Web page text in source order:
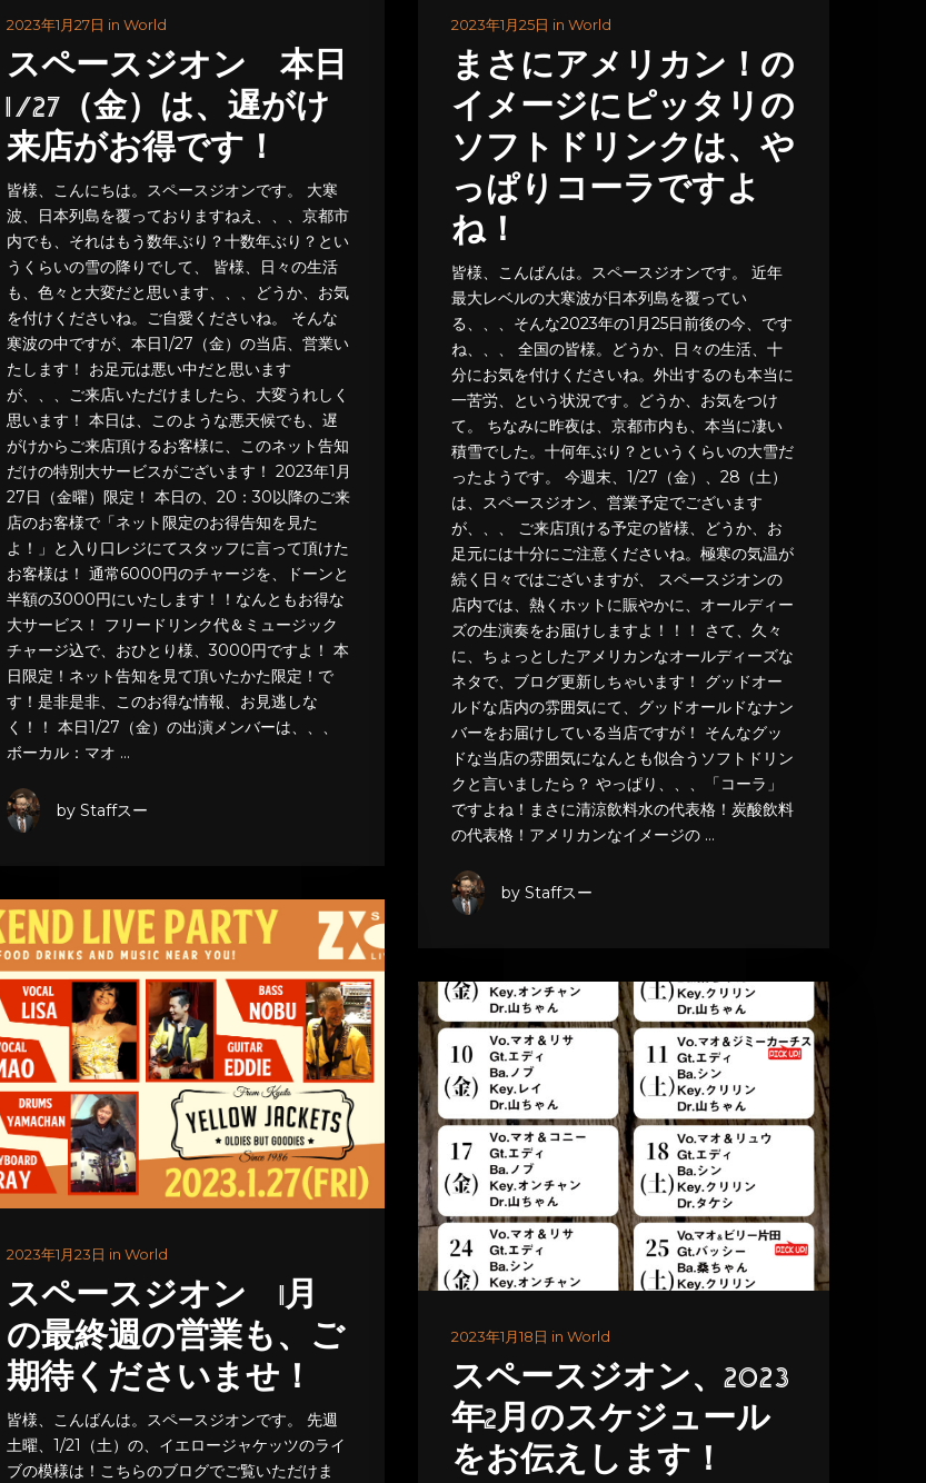
2023年1月27日 in World
スペースジオン 本日
1/27（金）は、遅がけ
来店がお得です！
皆様、こんにちは。スペースジオンです。 大寒
波、日本列島を覆っておりますねえ、、、京都市
内でも、それはもう数年ぶり？十数年ぶり？とい
うくらいの雪の降りでして、 皆様、日々の生活
も、色々と大変だと思います、、、どうか、お気
を付けくださいね。ご自愛くださいね。 そんな
寒波の中ですが、本日1/27（金）の当店、営業い
たします！ お足元は悪い中だと思います
が、、、ご来店いただけましたら、大変うれしく
思います！ 本日は、このような悪天候でも、遅
がけからご来店頂けるお客様に、このネット告知
だけの特別大サービスがございます！ 2023年1月
27日（金曜）限定！ 本日の、20：30以降のご来
店のお客様で「ネット限定のお得告知を見た
よ！」と入り口レジにてスタッフに言って頂けた
お客様は！ 通常6000円のチャージを、ドーンと
半額の3000円にいたします！！なんともお得な
大サービス！ フリードリンク代＆ミュージック
チャージ込で、おひとり様、3000円ですよ！ 本
日限定！ネット告知を見て頂いたかた限定！で
す！是非是非、このお得な情報、お見逃しな
く！！ 本日1/27（金）の出演メンバーは、、、
ボーカル：マオ …
by Staffスー
2023年1月25日 in World
まさにアメリカン！の
イメージにピッタリの
ソフトドリンクは、や
っぱりコーラですよ
ね！
皆様、こんばんは。スペースジオンです。 近年
最大レベルの大寒波が日本列島を覆ってい
る、、、そんな2023年の1月25日前後の今、です
ね、、、 全国の皆様。どうか、日々の生活、十
分にお気を付けくださいね。外出するのも本当に
一苦労、という状況です。どうか、お気をつけ
て。 ちなみに昨夜は、京都市内も、本当に凄い
積雪でした。十何年ぶり？というくらいの大雪だ
ったようです。 今週末、1/27（金）、28（土）
は、スペースジオン、営業予定でございます
が、、、 ご来店頂ける予定の皆様、どうか、お
足元には十分にご注意くださいね。極寒の気温が
続く日々ではございますが、 スペースジオンの
店内では、熱くホットに賑やかに、オールディー
ズの生演奏をお届けしますよ！！！ さて、久々
に、ちょっとしたアメリカンなオールディーズな
ネタで、ブログ更新しちゃいます！ グッドオー
ルドな店内の雰囲気にて、グッドオールドなナン
バーをお届けしている当店ですが！ そんなグッ
ドな当店の雰囲気になんとも似合うソフトドリン
クと言いましたら？ やっぱり、、、「コーラ」
ですよね！まさに清涼飲料水の代表格！炭酸飲料
の代表格！アメリカンなイメージの …
by Staffスー
2023年1月23日 in World
スペースジオン 1月
の最終週の営業も、ご
期待くださいませ！
皆様、こんばんは。スペースジオンです。 先週
土曜、1/21（土）の、イエロージャケッツのライ
ブの模様は！こちらのブログでご覧いただけま
2023年1月18日 in World
スペースジオン、2023
年2月のスケジュール
をお伝えします！